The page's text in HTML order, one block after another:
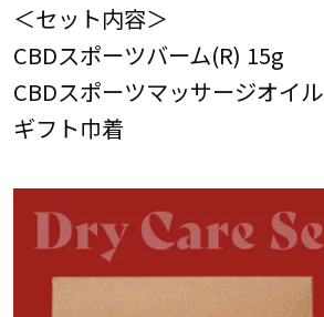
＜セット内容＞
CBDスポーツバーム(R) 15g
CBDスポーツマッサージオイル
ギフト巾着